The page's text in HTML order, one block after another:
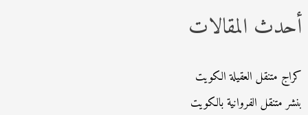
أحدث المقالات
كراج متنقل العقيلة الكويت
بنشر متنقل الفروانية بالكويت